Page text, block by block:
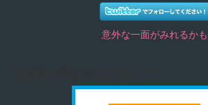
意外な一面がみれるかも